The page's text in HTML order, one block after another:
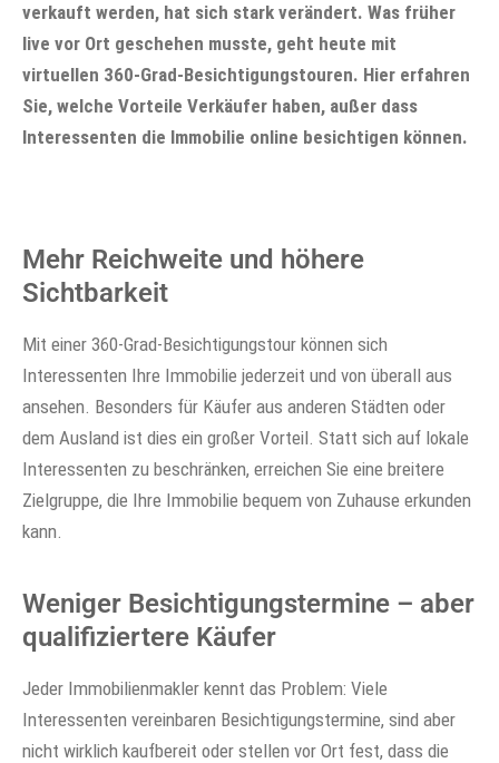
verkauft werden, hat sich stark verändert. Was früher
live vor Ort geschehen musste, geht heute mit
virtuellen 360-Grad-Besichtigungstouren. Hier erfahren
Sie, welche Vorteile Verkäufer haben, außer dass
Interessenten die Immobilie online besichtigen können.
Mehr Reichweite und höhere
Sichtbarkeit
Mit einer 360-Grad-Besichtigungstour können sich
Interessenten Ihre Immobilie jederzeit und von überall aus
ansehen. Besonders für Käufer aus anderen Städten oder
dem Ausland ist dies ein großer Vorteil. Statt sich auf lokale
Interessenten zu beschränken, erreichen Sie eine breitere
Zielgruppe, die Ihre Immobilie bequem von Zuhause erkunden
kann.
Weniger Besichtigungstermine – aber
qualifiziertere Käufer
Jeder Immobilienmakler kennt das Problem: Viele
Interessenten vereinbaren Besichtigungstermine, sind aber
nicht wirklich kaufbereit oder stellen vor Ort fest, dass die